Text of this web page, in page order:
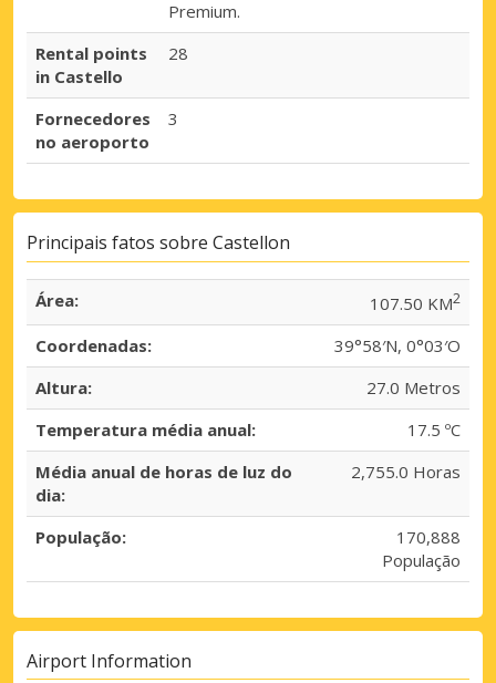
Premium.
Rental points
in Castello
28
Fornecedores
no aeroporto
3
Principais fatos sobre Castellon
Área: 107.50 KM2
Coordenadas:
39°58′N, 0°03′O
Altura:
27.0 Metros
Temperatura média anual:
17.5 ºC
Média anual de horas de luz do
dia:
2,755.0 Horas
População:
170,888
População
Airport Information